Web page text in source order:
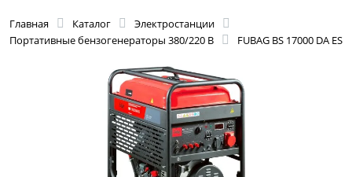
Главная Каталог
Электростанции
Портативные бензогенераторы 380/220 В
FUBAG BS 17000 DA ES